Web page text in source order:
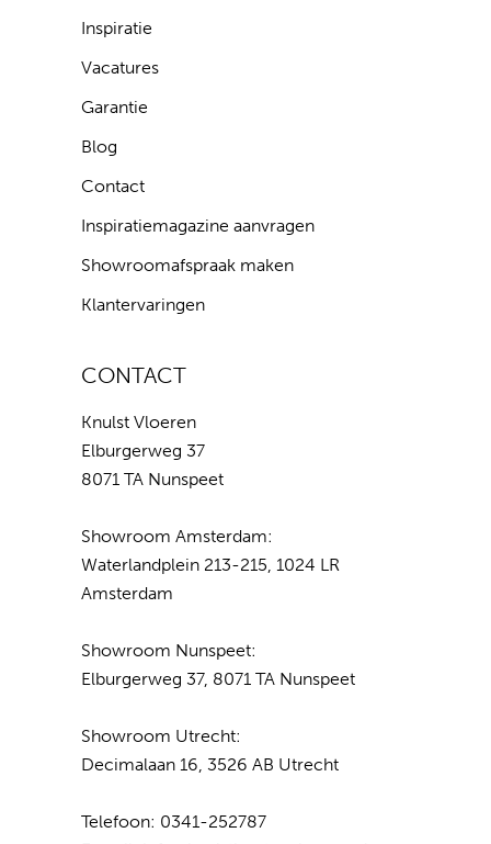
Inspiratie
Vacatures
Garantie
Blog
Contact
Inspiratiemagazine aanvragen
Showroomafspraak maken
Klantervaringen
CONTACT
Knulst Vloeren
Elburgerweg 37
8071 TA Nunspeet
Showroom Amsterdam:
Waterlandplein 213-215, 1024 LR
Amsterdam
Showroom Nunspeet:
Elburgerweg 37, 8071 TA Nunspeet
Showroom Utrecht:
Decimalaan 16, 3526 AB Utrecht
Telefoon: 0341-252787